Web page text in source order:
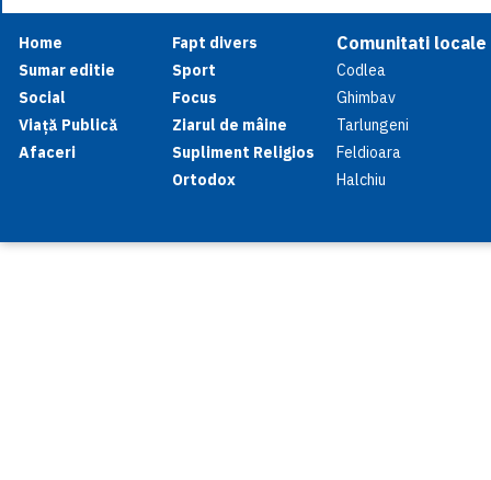
Home
Sumar editie
Social
Viață Publică
Afaceri
Fapt divers
Sport
Focus
Ziarul de mâine
Supliment Religios
Ortodox
Comunitati locale
Codlea
Ghimbav
Tarlungeni
Feldioara
Halchiu